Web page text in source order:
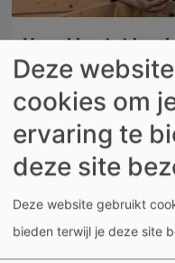
Van akker tot bord
Deze
cookies om
ervaring te
deze site
Deze website gebruikt
bieden terwijl je deze site